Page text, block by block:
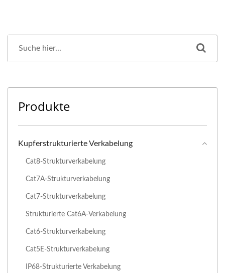
Produkte
Kupferstrukturierte Verkabelung
Cat8-Strukturverkabelung
Cat7A-Strukturverkabelung
Cat7-Strukturverkabelung
Strukturierte Cat6A-Verkabelung
Cat6-Strukturverkabelung
Cat5E-Strukturverkabelung
IP68-Strukturierte Verkabelung